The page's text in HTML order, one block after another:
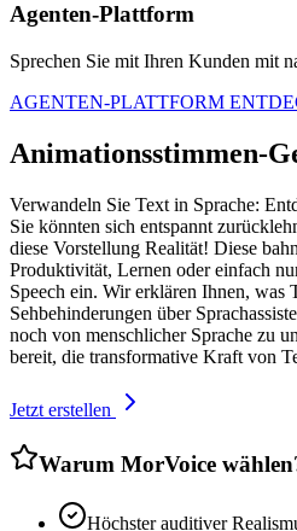
Agenten-Plattform
Sprechen Sie mit Ihren Kunden mit
AGENTEN-PLATTFORM
Animationsstimmen-
Verwandeln Sie Text in Sprache:
Sie könnten sich entspannt
diese Vorstellung Realität! Diese
Produktivität, Lernen oder einfach
Speech ein. Wir erklären Ihnen,
Sehbehinderungen über
noch von menschlicher Sprache zu
bereit, die transformative Kraft von
Jetzt erstellen
Warum MorVoice
Höchster auditiver